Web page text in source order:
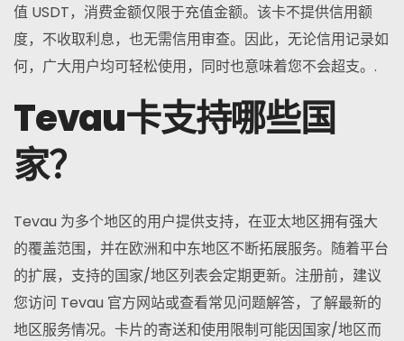
值 USDT，消费金额仅限于充值金额。该卡不提供信用额
度，不收取利息，也无需信用审查。因此，无论信用记录如
何，广大用户均可轻松使用，同时也意味着您不会超支。.
Tevau卡支持哪些国
家？
Tevau 为多个地区的用户提供支持，在亚太地区拥有强大
的覆盖范围，并在欧洲和中东地区不断拓展服务。随着平台
的扩展，支持的国家/地区列表会定期更新。注册前，建议
您访问 Tevau 官方网站或查看常见问题解答，了解最新的
地区服务情况。卡片的寄送和使用限制可能因国家/地区而